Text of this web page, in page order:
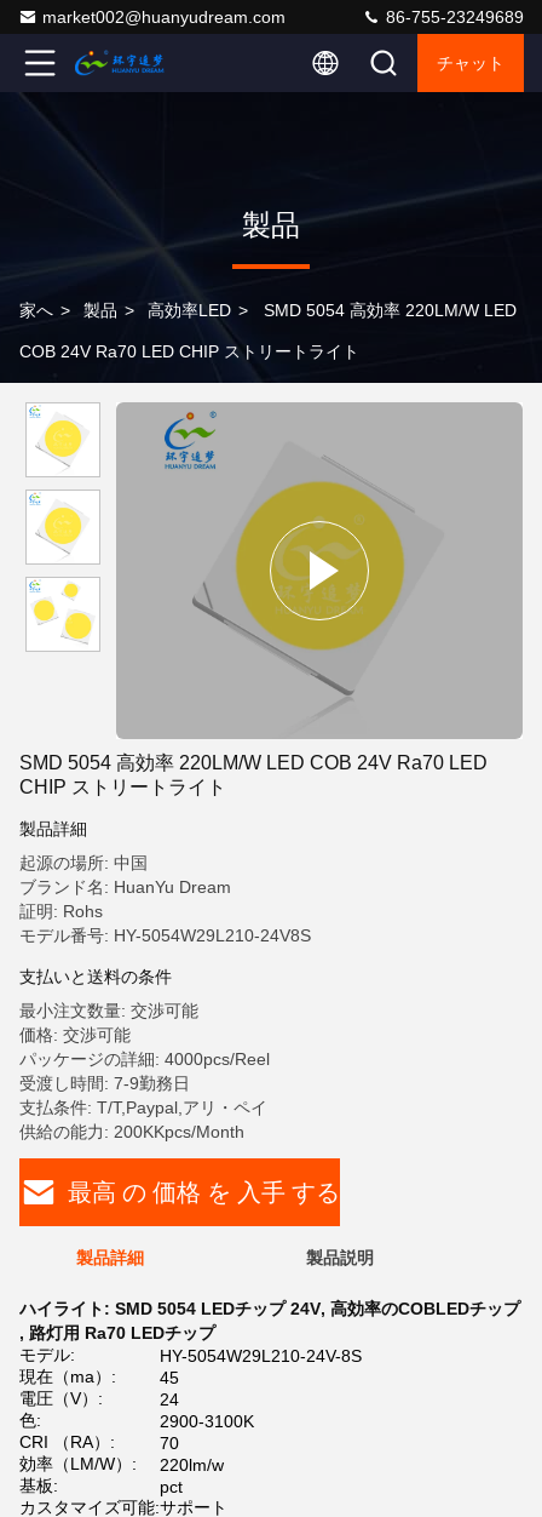
market002@huanyudream.com 86-755-23249689
チャット
製品
家へ > 製品 > 高効率LED > SMD 5054 高効率 220LM/W LED
COB 24V Ra70 LED CHIP ストリートライト
SMD 5054 高効率 220LM/W LED COB 24V Ra70 LED
CHIP ストリートライト
製品詳細
起源の場所: 中国
ブランド名: HuanYu Dream
証明: Rohs
モデル番号: HY-5054W29L210-24V8S
支払いと送料の条件
最小注文数量: 交渉可能
価格: 交渉可能
パッケージの詳細: 4000pcs/Reel
受渡し時間: 7-9勤務日
支払条件: T/T,Paypal,アリ・ペイ
供給の能力: 200KKpcs/Month
最高 の 価格 を 入手 する
製品詳細 製品説明
ハイライト: SMD 5054 LEDチップ 24V, 高効率のCOBLEDチップ
, 路灯用 Ra70 LEDチップ
モデル:
HY-5054W29L210-24V-8S
現在（ma）:
45
電圧（V）:
24
色:
2900-3100K
CRI （RA）:
70
効率（LM/W）:
220lm/w
基板:
pct
カスタマイズ可能:サポート